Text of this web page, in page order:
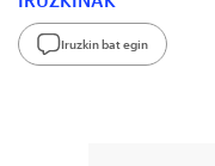
Iruzkin bat egin